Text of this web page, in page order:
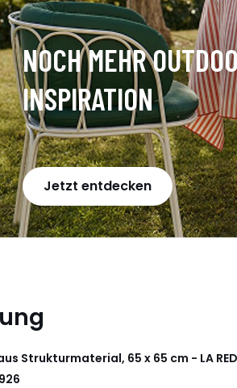
NOCH MEHR
INSPIRATION
Jetzt entdecken
Strukturmaterial, 65 x 65 cm - LA